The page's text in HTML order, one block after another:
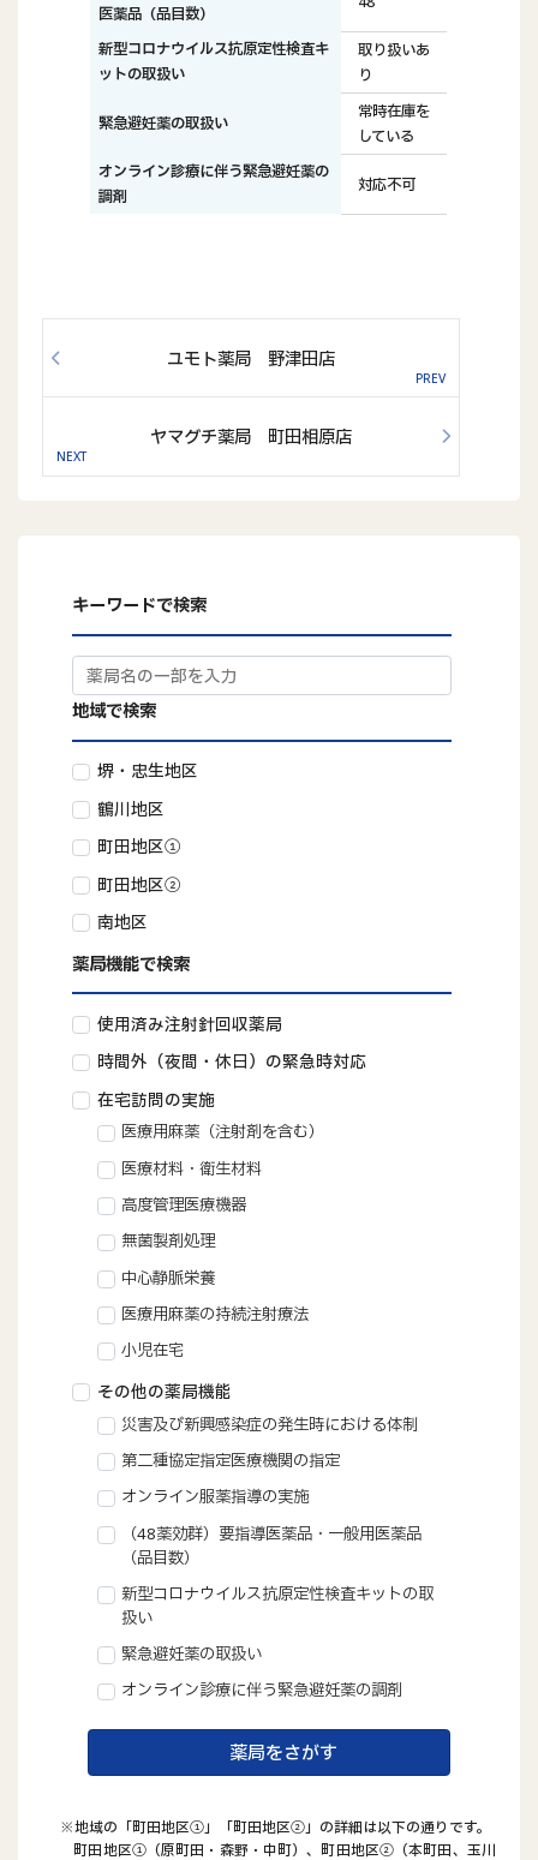
医薬品（品目数）
新型コロナウイルス抗原定性検査キ
ットの取扱い
取り扱いあ
り
緊急避妊薬の取扱い
常時在庫を
している
オンライン診療に伴う緊急避妊薬の
調剤
対応不可
ユモト薬局 野津田店
ヤマグチ薬局 町田相原店
キーワードで検索
地域で検索
堺・忠生地区
鶴川地区
町田地区①
町田地区②
南地区
薬局機能で検索
使用済み注射針回収薬局
時間外（夜間・休日）の緊急時対応
在宅訪問の実施
医療用麻薬（注射剤を含む）
医療材料・衛生材料
高度管理医療機器
無菌製剤処理
中心静脈栄養
医療用麻薬の持続注射療法
小児在宅
その他の薬局機能
災害及び新興感染症の発生時における体制
第二種協定指定医療機関の指定
オンライン服薬指導の実施
（48薬効群）要指導医薬品・一般用医薬品
（品目数）
新型コロナウイルス抗原定性検査キットの取
扱い
緊急避妊薬の取扱い
オンライン診療に伴う緊急避妊薬の調剤
薬局をさがす
※地域の「町田地区①」「町田地区②」の詳細は以下の通りです。
町田地区①（原町田・森野・中町）、町田地区②（本町田、玉川